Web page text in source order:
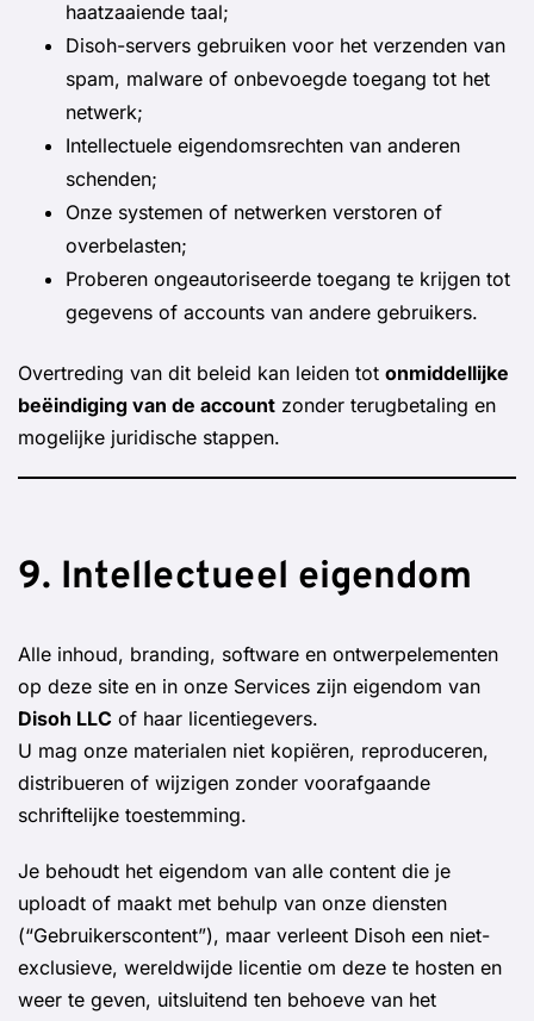
haatzaaiende taal;
Disoh-servers gebruiken voor het verzenden van
spam, malware of onbevoegde toegang tot het
netwerk;
Intellectuele eigendomsrechten van anderen
schenden;
Onze systemen of netwerken verstoren of
overbelasten;
Proberen ongeautoriseerde toegang te krijgen tot
gegevens of accounts van andere gebruikers.
Overtreding van dit beleid kan leiden tot onmiddellijke
beëindiging van de account zonder terugbetaling en
mogelijke juridische stappen.
9. Intellectueel eigendom
Alle inhoud, branding, software en ontwerpelementen
op deze site en in onze Services zijn eigendom van
Disoh LLC of haar licentiegevers.
U mag onze materialen niet kopiëren, reproduceren,
distribueren of wijzigen zonder voorafgaande
schriftelijke toestemming.
Je behoudt het eigendom van alle content die je
uploadt of maakt met behulp van onze diensten
(“Gebruikerscontent”), maar verleent Disoh een niet-
exclusieve, wereldwijde licentie om deze te hosten en
weer te geven, uitsluitend ten behoeve van het